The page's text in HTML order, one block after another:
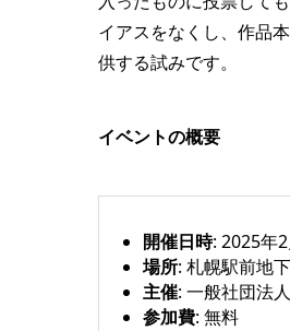
イアスをなくし、作品
供する試みです。
イベントの概要
開催日時: 2025年
場所: 札幌駅前地
主催: 一般社団法
参加費: 無料